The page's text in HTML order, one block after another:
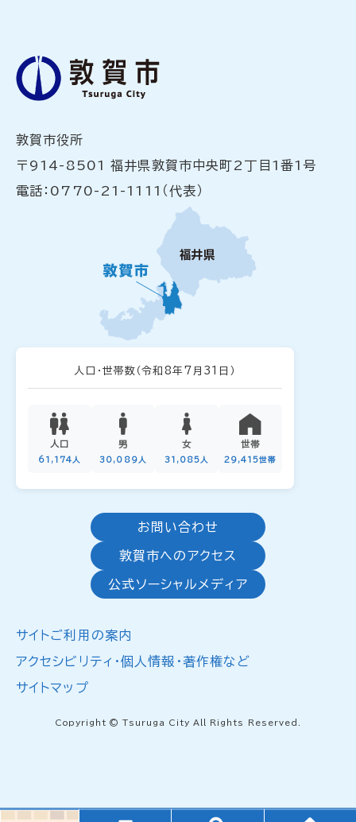
敦賀市役所
〒914-8501 福井県敦賀市中央町2丁目1番1号
電話：0770-21-1111（代表）
人口・世帯数 （令和8年7月31日）
人口
61,174人
男
30,089人
女
31,085人
世帯
29,415世帯
お問い合わせ
敦賀市へのアクセス
公式ソーシャルメディア
サイトご利用の案内
アクセシビリティ・個人情報・著作権など
サイトマップ
Copyright © Tsuruga City All Rights Reserved.